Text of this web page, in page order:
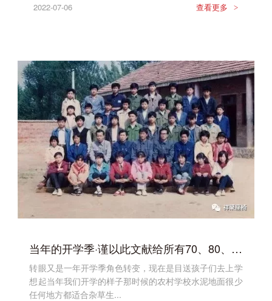
2022-07-06 查看更多 >
当年的开学季·谨以此文献给所有70、80、90后
转眼又是一年开学季角色转变，现在是目送孩子们去上学
想起当年我们开学的样子那时候的农村学校水泥地面很少
任何地方都适合杂草生...